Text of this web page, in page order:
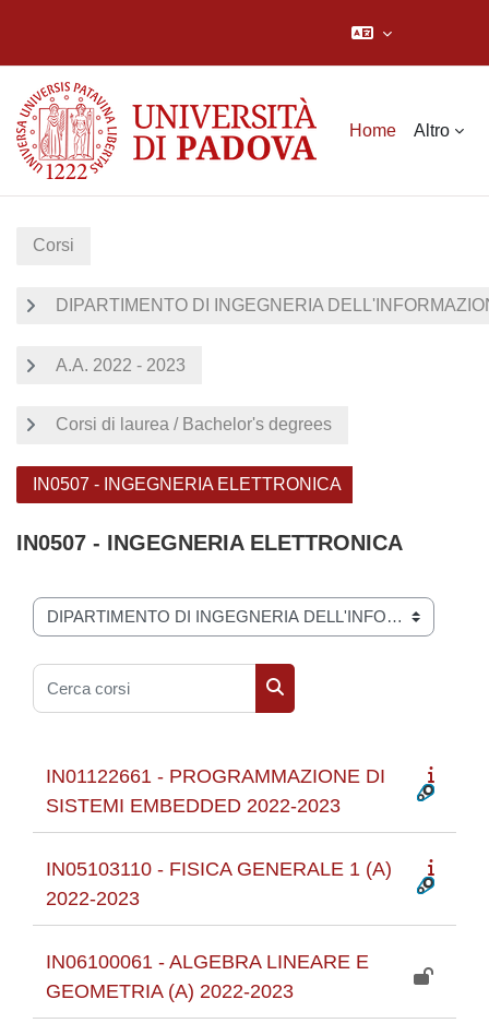
Home Altro
Corsi
DIPARTIMENTO DI INGEGNERIA
A.A. 2022 - 2023
Corsi di laurea / Bachelor's degrees
IN0507 - INGEGNERIA ELETTRONICA
IN0507 - INGEGNERIA ELETTRONICA
Categorie di corso
Cerca corsi
Cerca corsi
IN01122661 - PROGRAMMAZIONE DI
SISTEMI EMBEDDED 2022-2023
IN05103110 - FISICA GENERALE 1 (A)
2022-2023
IN06100061 - ALGEBRA LINEARE E
GEOMETRIA (A) 2022-2023